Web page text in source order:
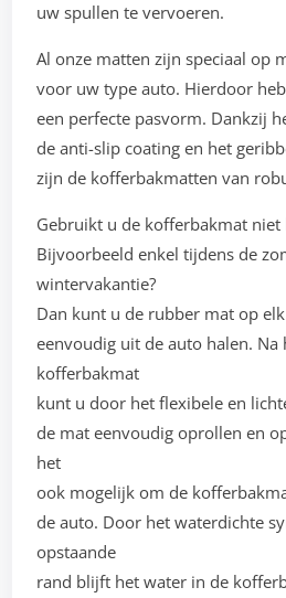
uw spullen te vervoeren.
Al onze matten zijn speciaal op
voor uw type auto. Hierdoor
een perfecte pasvorm. Dankzij
de anti-slip coating en het
zijn de kofferbakmatten van
Gebruikt u de kofferbakmat niet
Bijvoorbeeld enkel tijdens de
wintervakantie?
Dan kunt u de rubber mat op
eenvoudig uit de auto halen. Na
kofferbakmat
kunt u door het flexibele en
de mat eenvoudig oprollen en
het
ook mogelijk om de
de auto. Door het waterdichte
opstaande
rand blijft het water in de